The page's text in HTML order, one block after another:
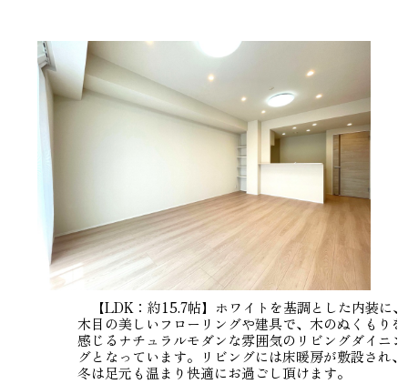
【LDK：約15.7帖】ホワイトを基調とした内装に、
木目の美しいフローリングや建具で、木のぬくもりを
感じるナチュラルモダンな雰囲気のリビングダイニン
グとなっています。リビングには床暖房が敷設され、
冬は足元も温まり快適にお過ごし頂けます。